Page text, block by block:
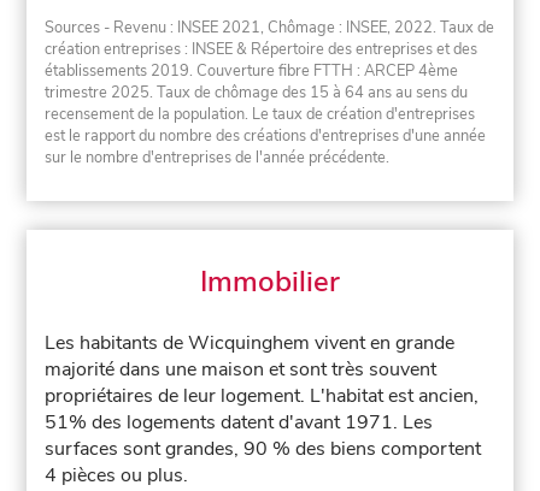
Sources - Revenu : INSEE 2021, Chômage : INSEE, 2022. Taux de
création entreprises : INSEE & Répertoire des entreprises et des
établissements 2019. Couverture fibre FTTH : ARCEP 4ème
trimestre 2025. Taux de chômage des 15 à 64 ans au sens du
recensement de la population. Le taux de création d'entreprises
est le rapport du nombre des créations d'entreprises d'une année
sur le nombre d'entreprises de l'année précédente.
Immobilier
Les habitants de Wicquinghem vivent en grande
majorité dans une maison et sont très souvent
propriétaires de leur logement. L'habitat est ancien,
51% des logements datent d'avant 1971. Les
surfaces sont grandes, 90 % des biens comportent
4 pièces ou plus.